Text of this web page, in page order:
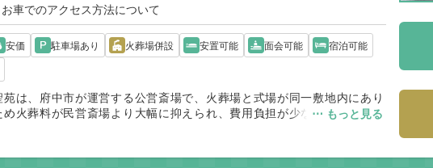
車でのアクセス方法について
安価 駐車場あり 火葬場併設 安置可能 面会可能
宿泊可能
は、府中市が運営する公営斎場で、火葬場と式場が同一敷地内にあり
め火葬料が民営斎場より大幅に抑えられ、費用負担が少ない点が高く評
⋯ もっと見る